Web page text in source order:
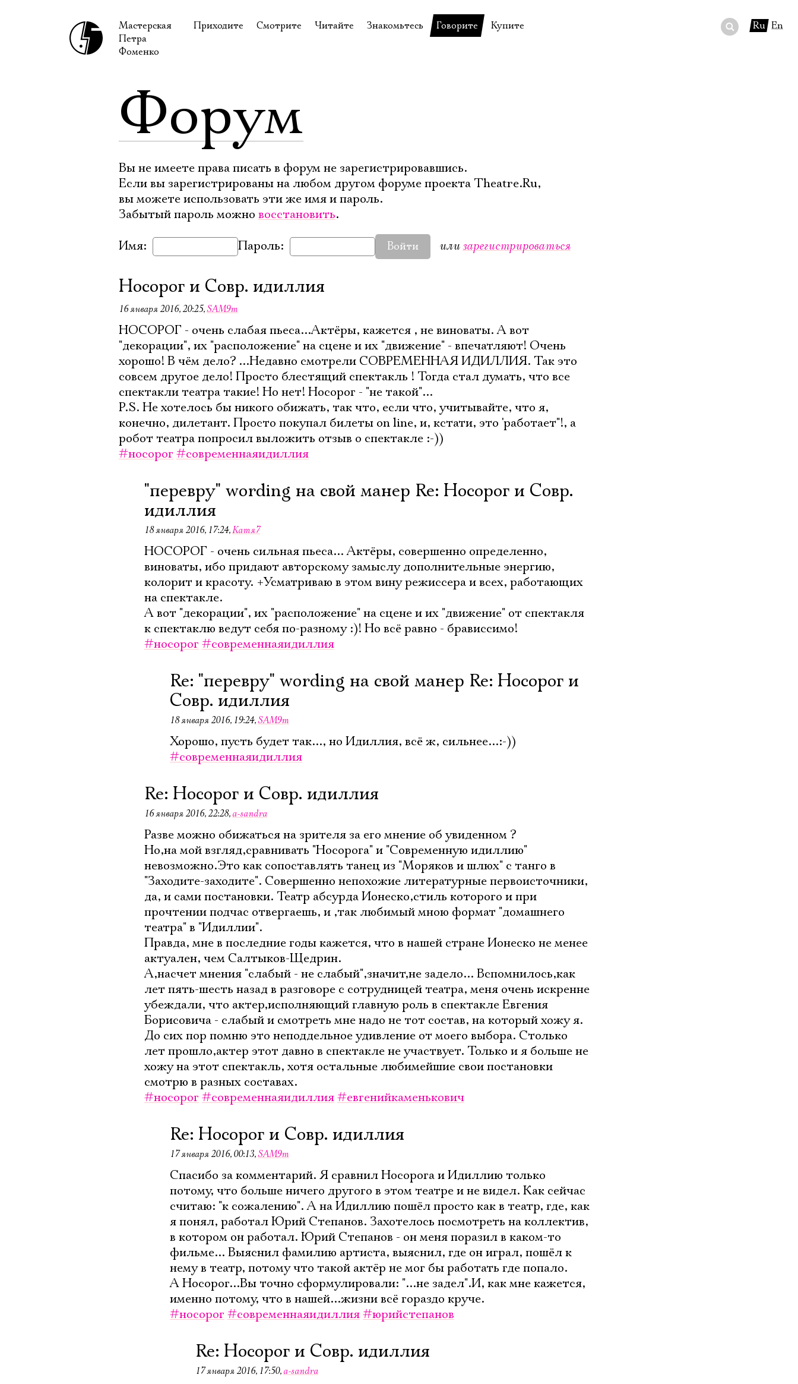
Мастерская
Петра
Фоменко
Приходите
Доступ для инвалидов
Правила посещения
Смотрите
Видеотека
Внеклассные чтения
Фотовыставка
Читайте
Библиотека Гумилёва
Официальные документы
Знакомьтесь
Сотрудники
Юрий Степанов
Говорите
Купите
Ru En
Форум
Вы не имеете права писать в форум не зарегистрировавшись.
Если вы зарегистрированы на любом другом форуме проекта Theatre.Ru,
вы можете использовать эти же имя и пароль.
Забытый пароль можно восстановить.
Имя: Пароль: Войти илизарегистрироваться
Носорог и Совр. идиллия
16 января 2016, 20:25,SAM9m
НОСОРОГ - очень слабая пьеса...Актёры, кажется , не виноваты. А вот
"декорации", их "расположение" на сцене и их "движение" - впечатляют! Очень
хорошо! В чём дело? ...Недавно смотрели СОВРЕМЕННАЯ ИДИЛЛИЯ. Так это
совсем другое дело! Просто блестящий спектакль ! Тогда стал думать, что все
спектакли театра такие! Но нет! Носорог - "не такой"...
P.S. Не хотелось бы никого обижать, так что, если что, учитывайте, что я,
конечно, дилетант. Просто покупал билеты on line, и, кстати, это 'работает"!, а
робот театра попросил выложить отзыв о спектакле :-))
#носорог #современнаяидиллия
"перевру" wording на свой манер Re: Носорог и Совр.
идиллия
18 января 2016, 17:24,Катя7
НОСОРОГ - очень сильная пьеса... Актёры, совершенно определенно,
виноваты, ибо придают авторскому замыслу дополнительные энергию,
колорит и красоту. +Усматриваю в этом вину режиссера и всех, работающих
на спектакле.
А вот "декорации", их "расположение" на сцене и их "движение" от спектакля
к спектаклю ведут себя по-разному :)! Но всё равно - брависсимо!
#носорог #современнаяидиллия
Re: "перевру" wording на свой манер Re: Носорог и
Совр. идиллия
18 января 2016, 19:24,SAM9m
Хорошо, пусть будет так..., но Идиллия, всё ж, сильнее...:-))
#современнаяидиллия
Re: Носорог и Совр. идиллия
16 января 2016, 22:28, a-sandra
Разве можно обижаться на зрителя за его мнение об увиденном ?
Но,на мой взгляд,сравнивать "Носорога" и "Современную идиллию"
невозможно.Это как сопоставлять танец из "Моряков и шлюх" с танго в
"Заходите-заходите". Совершенно непохожие литературные первоисточники,
да, и сами постановки. Театр абсурда Ионеско,стиль которого и при
прочтении подчас отвергаешь, и ,так любимый мною формат "домашнего
театра" в "Идиллии".
Правда, мне в последние годы кажется, что в нашей стране Ионеско не менее
актуален, чем Салтыков-Щедрин.
А,насчет мнения "слабый - не слабый",значит,не задело... Вспомнилось,как
лет пять-шесть назад в разговоре с сотрудницей театра, меня очень искренне
убеждали, что актер,исполняющий главную роль в спектакле Евгения
Борисовича - слабый и смотреть мне надо не тот состав, на который хожу я.
До сих пор помню это неподдельное удивление от моего выбора. Столько
лет прошло,актер этот давно в спектакле не участвует. Только и я больше не
хожу на этот спектакль, хотя остальные любимейшие свои постановки
смотрю в разных составах.
#носорог #современнаяидиллия#евгенийкаменькович
Re: Носорог и Совр. идиллия
17 января 2016, 00:13,SAM9m
Спасибо за комментарий. Я сравнил Носорога и Идиллию только
потому, что больше ничего другого в этом театре и не видел. Как сейчас
считаю: "к сожалению". А на Идиллию пошёл просто как в театр, где, как
я понял, работал Юрий Степанов. Захотелось посмотреть на коллектив,
в котором он работал. Юрий Степанов - он меня поразил в каком-то
фильме... Выяснил фамилию артиста, выяснил, где он играл, пошёл к
нему в театр, потому что такой актёр не мог бы работать где попало.
А Носорог...Вы точно сформулировали: "...не задел".И, как мне кажется,
именно потому, что в нашей...жизни всё гораздо круче.
#носорог #современнаяидиллия#юрийстепанов
Re: Носорог и Совр. идиллия
17 января 2016, 17:50, a-sandra
Электропочта
Имя
Ознакомиться